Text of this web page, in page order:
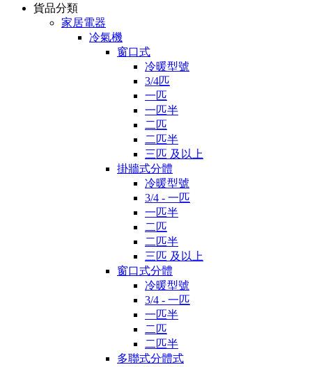
貨品分類
家居電器
冷氣機
窗口式
冷暖型號
3/4匹
一匹
一匹半
二匹
二匹半
三匹 及以上
掛牆式分體
冷暖型號
3/4 - 一匹
一匹半
二匹
二匹半
三匹 及以上
窗口式分體
冷暖型號
3/4 - 一匹
一匹半
二匹
二匹半
多聯式分體式